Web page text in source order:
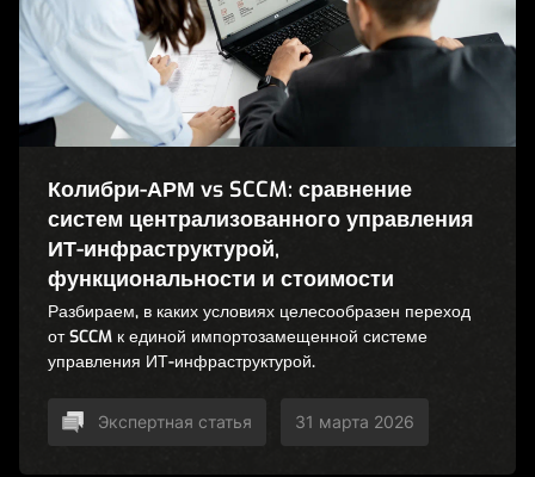
Колибри-АРМ vs SCCM: сравнение
систем централизованного управления
ИТ-инфраструктурой,
функциональности и стоимости
Разбираем, в каких условиях целесообразен переход
от SCCM к единой импортозамещенной системе
управления ИТ-инфраструктурой.
Экспертная статья 31 марта 2026